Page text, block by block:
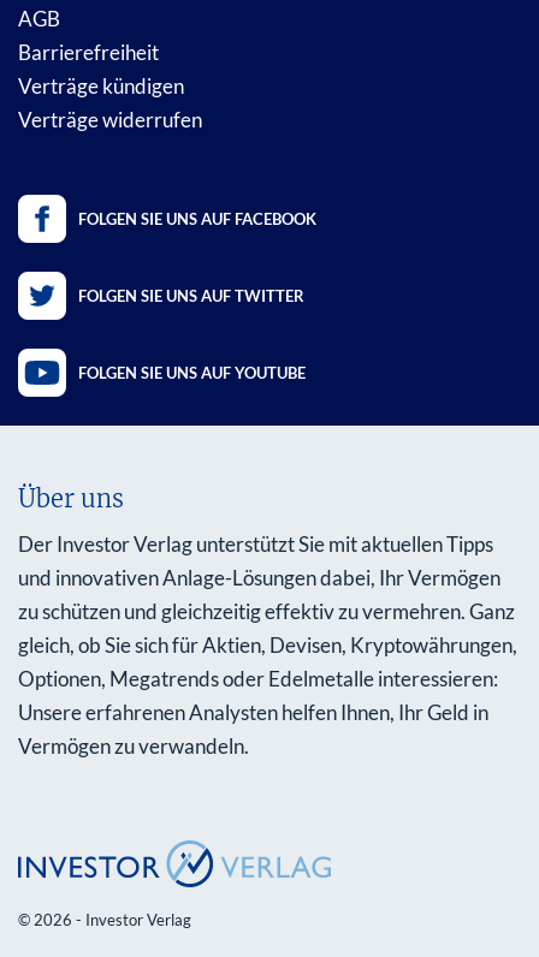
AGB
Barrierefreiheit
Verträge kündigen
Verträge widerrufen
FOLGEN SIE UNS AUF FACEBOOK
FOLGEN SIE UNS AUF TWITTER
FOLGEN SIE UNS AUF YOUTUBE
Über uns
Der Investor Verlag unterstützt Sie mit aktuellen Tipps
und innovativen Anlage-Lösungen dabei, Ihr Vermögen
zu schützen und gleichzeitig effektiv zu vermehren. Ganz
gleich, ob Sie sich für Aktien, Devisen, Kryptowährungen,
Optionen, Megatrends oder Edelmetalle interessieren:
Unsere erfahrenen Analysten helfen Ihnen, Ihr Geld in
Vermögen zu verwandeln.
© 2026 - Investor Verlag